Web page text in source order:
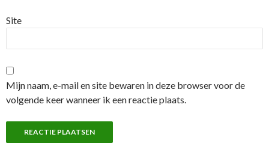
Site
Mijn naam, e-mail en site bewaren in deze browser voor de
volgende keer wanneer ik een reactie plaats.